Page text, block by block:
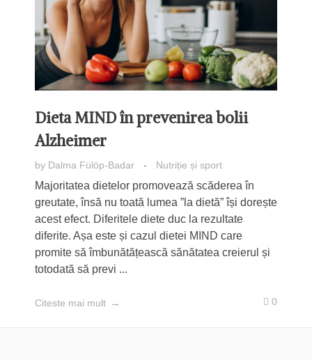
Dieta MIND în prevenirea bolii
Alzheimer
by Dalma Fülöp-Badar Nutriție și sport
Majoritatea dietelor promovează scăderea în
greutate, însă nu toată lumea ”la dietă” își dorește
acest efect. Diferitele diete duc la rezultate
diferite. Așa este și cazul dietei MIND care
promite să îmbunătățească sănătatea creierul și
totodată să previ ...
Citeste mai mult 0